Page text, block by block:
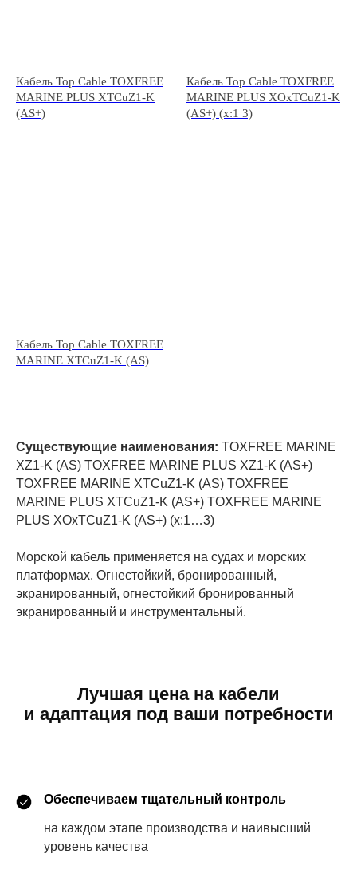
Кабель Top Cable TOXFREE
MARINE PLUS XTCuZ1-K
(AS+)
Кабель Top Cable TOXFREE
MARINE PLUS XOxTCuZ1-K
(AS+) (x:1 3)
Кабель Top Cable TOXFREE
MARINE XTCuZ1-K (AS)
Существующие наименования: TOXFREE MARINE
XZ1-K (AS) TOXFREE MARINE PLUS XZ1-K (AS+)
TOXFREE MARINE XTCuZ1-K (AS) TOXFREE
MARINE PLUS XTCuZ1-K (AS+) TOXFREE MARINE
PLUS XOxTCuZ1-K (AS+) (x:1…3)
Морской кабель применяется на судах и морских
платформах. Огнестойкий, бронированный,
экранированный, огнестойкий бронированный
экранированный и инструментальный.
Лучшая цена на кабели
и адаптация под ваши потребности
Обеспечиваем тщательный контроль
на каждом этапе производства и наивысший
уровень качества